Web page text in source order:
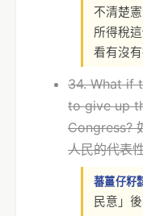
不清楚
所得稅
看有沒
34. What if
to give up
Congress?
人民的代表
蕃薑仔籽
民意」